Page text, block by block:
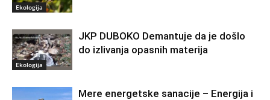
Ekologija
Ekologija
JKP DUBOKO Demantuje da je došlo
do izlivanja opasnih materija
Mere energetske sanacije – Energija i